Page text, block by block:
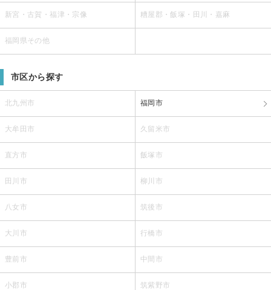
新宮・古賀・福津・宗像 糟屋郡・飯塚・田川・嘉麻
福岡県その他
市区から探す
北九州市 福岡市
大牟田市 久留米市
直方市 飯塚市
田川市 柳川市
八女市 筑後市
大川市 行橋市
豊前市 中間市
小郡市 筑紫野市